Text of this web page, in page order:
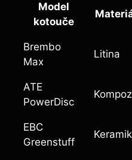
Model
kotouče
Brembo
Max
Litina
ATE
PowerDisc
EBC
Greenstuff